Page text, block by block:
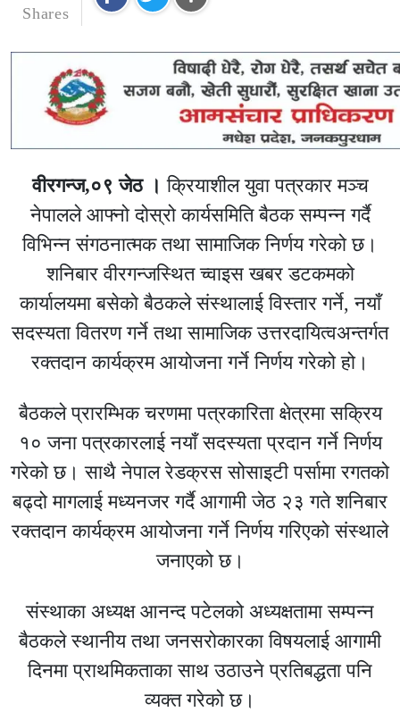
Shares
वीरगन्ज,०९ जेठ । क्रियाशील युवा पत्रकार मञ्च
नेपालले आफ्नो दोस्रो कार्यसमिति बैठक सम्पन्न गर्दै
विभिन्न संगठनात्मक तथा सामाजिक निर्णय गरेको छ।
शनिबार वीरगन्जस्थित च्वाइस खबर डटकमको
कार्यालयमा बसेको बैठकले संस्थालाई विस्तार गर्ने, नयाँ
सदस्यता वितरण गर्ने तथा सामाजिक उत्तरदायित्वअन्तर्गत
रक्तदान कार्यक्रम आयोजना गर्ने निर्णय गरेको हो।
बैठकले प्रारम्भिक चरणमा पत्रकारिता क्षेत्रमा सक्रिय
१० जना पत्रकारलाई नयाँ सदस्यता प्रदान गर्ने निर्णय
गरेको छ। साथै नेपाल रेडक्रस सोसाइटी पर्सामा रगतको
बढ्दो मागलाई मध्यनजर गर्दै आगामी जेठ २३ गते शनिबार
रक्तदान कार्यक्रम आयोजना गर्ने निर्णय गरिएको संस्थाले
जनाएको छ।
संस्थाका अध्यक्ष आनन्द पटेलको अध्यक्षतामा सम्पन्न
बैठकले स्थानीय तथा जनसरोकारका विषयलाई आगामी
दिनमा प्राथमिकताका साथ उठाउने प्रतिबद्धता पनि
व्यक्त गरेको छ।